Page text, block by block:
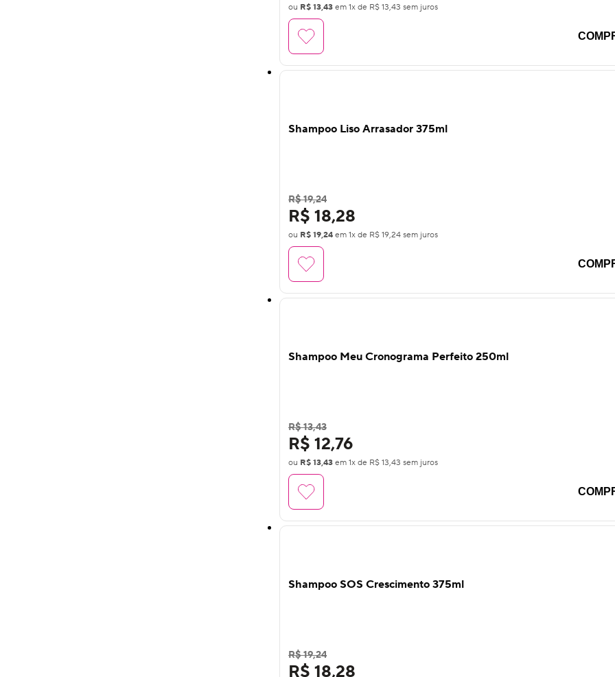
ou R$ 13,43 em 1x de R$ 13,43 sem juros
Shampoo Liso Arrasador 375ml
R$ 19,24
R$ 18,28
ou R$ 19,24 em 1x de R$ 19,24 sem juros
Shampoo Meu Cronograma Perfeito 250ml
R$ 13,43
R$ 12,76
ou R$ 13,43 em 1x de R$ 13,43 sem juros
Shampoo SOS Crescimento 375ml
R$ 19,24
R$ 18,28